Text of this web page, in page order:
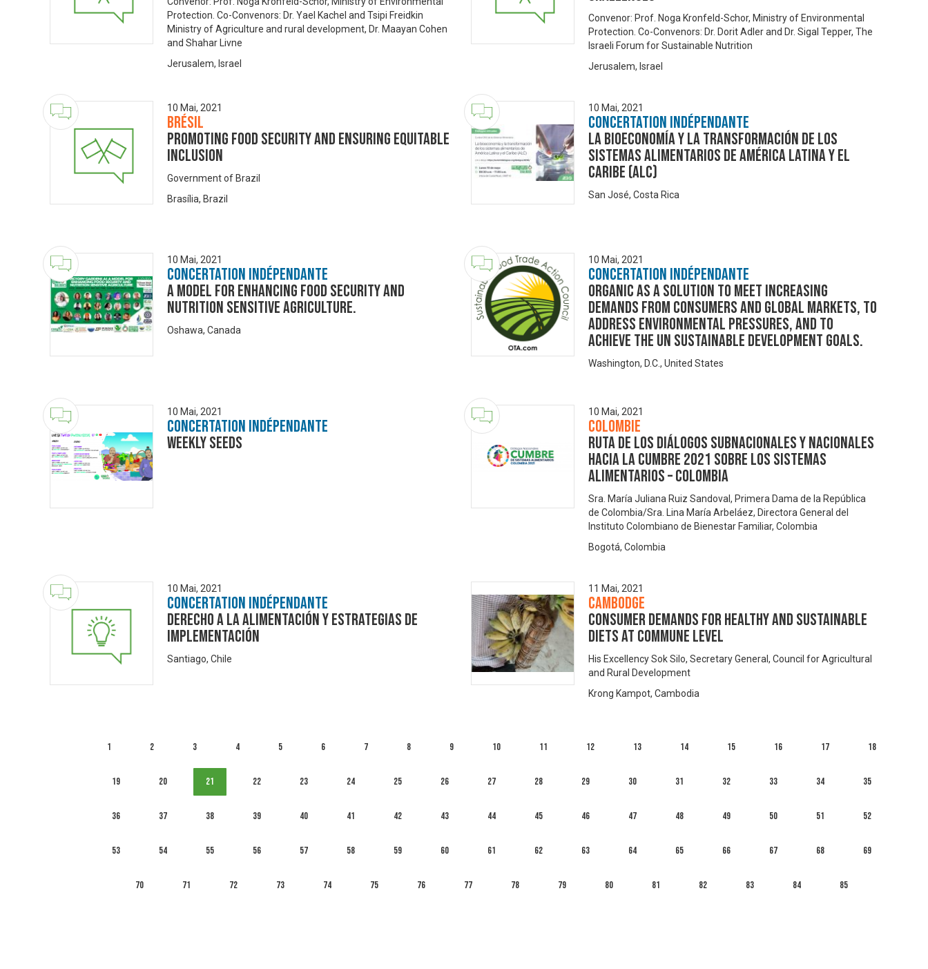
Protection. Co-Convenors: Dr. Yael Kachel and Tsipi Freidkin
Ministry of Agriculture and rural development, Dr. Maayan Cohen
and Shahar Livne
Jerusalem, Israel
Convenor: Prof. Noga Kronfeld-Schor, Ministry of Environmental
Protection. Co-Convenors: Dr. Dorit Adler and Dr. Sigal Tepper, The
Israeli Forum for Sustainable Nutrition
Jerusalem, Israel
10 Mai, 2021
Brésil
Promoting Food Security and Ensuring Equitable
Inclusion
Government of Brazil
Brasília, Brazil
10 Mai, 2021
Concertation Indépendante
La bioeconomía y la transformación de los
sistemas alimentarios de América Latina y el
Caribe (ALC)
San José, Costa Rica
10 Mai, 2021
Concertation Indépendante
A model for enhancing food security and
nutrition sensitive agriculture.
Oshawa, Canada
10 Mai, 2021
Concertation Indépendante
Organic as a solution to meet increasing
demands from consumers and global markets, to
address environmental pressures, and to
achieve the UN sustainable development goals.
Washington, D.C., United States
10 Mai, 2021
Concertation Indépendante
Weekly Seeds
10 Mai, 2021
Colombie
Ruta de los diálogos subnacionales y nacionales
hacia la Cumbre 2021 sobre los Sistemas
Alimentarios – Colombia
Sra. María Juliana Ruiz Sandoval, Primera Dama de la República
de Colombia/Sra. Lina María Arbeláez, Directora General del
Instituto Colombiano de Bienestar Familiar, Colombia
Bogotá, Colombia
10 Mai, 2021
Concertation Indépendante
Derecho a la Alimentación y estrategias de
implementación
Santiago, Chile
11 Mai, 2021
Cambodge
Consumer demands for healthy and sustainable
diets at commune level
His Excellency Sok Silo, Secretary General, Council for Agricultural
and Rural Development
Krong Kampot, Cambodia
1 2 3 4 5 6 7 8 9 10 11 12 13 14 15 16 17 18
19 20 21 22 23 24 25 26 27 28 29 30 31 32 33 34 35
36 37 38 39 40 41 42 43 44 45 46 47 48 49 50 51 52
53 54 55 56 57 58 59 60 61 62 63 64 65 66 67 68 69
70 71 72 73 74 75 76 77 78 79 80 81 82 83 84 85